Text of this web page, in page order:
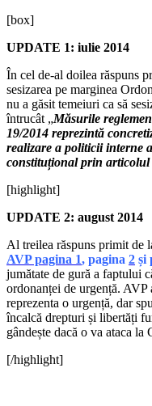
[box]
UPDATE 1: iulie 2014
În cel de-al doilea răspuns
sesizarea pe marginea
nu a găsit temeiuri ca să
întrucât „Măsurile
19/2014 reprezintă
realizare a politicii interne
constituțional prin
[highlight]
UPDATE 2: august 2014
Al treilea răspuns primit de
AVP pagina 1, pagina 2 și
jumătate de gură a faptului
ordonanței de urgență.
reprezenta o urgență, dar
încalcă drepturi și libertăți
gândește dacă o va ataca
[/highlight]